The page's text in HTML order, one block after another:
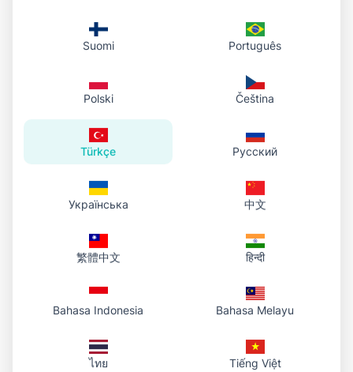
tek tıkla kaldırın. Ürün, portre, logo ve daha fazlası için
temiz kırpıntılar.
remove-background tutorial
Suomi Português
Polski Čeština
Türkçe Русский
Українська 中文
繁體中文 हिन्दी
Bahasa Indonesia Bahasa Melayu
ไทย Tiếng Việt